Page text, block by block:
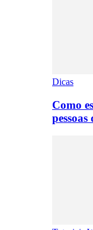
Dicas
Como